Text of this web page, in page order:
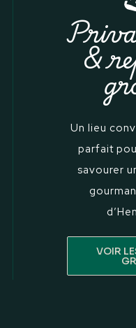
&
Un lieu
parfait
savourer
VOIR